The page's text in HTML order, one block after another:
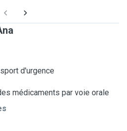
d'urgence
médicaments par voie orale